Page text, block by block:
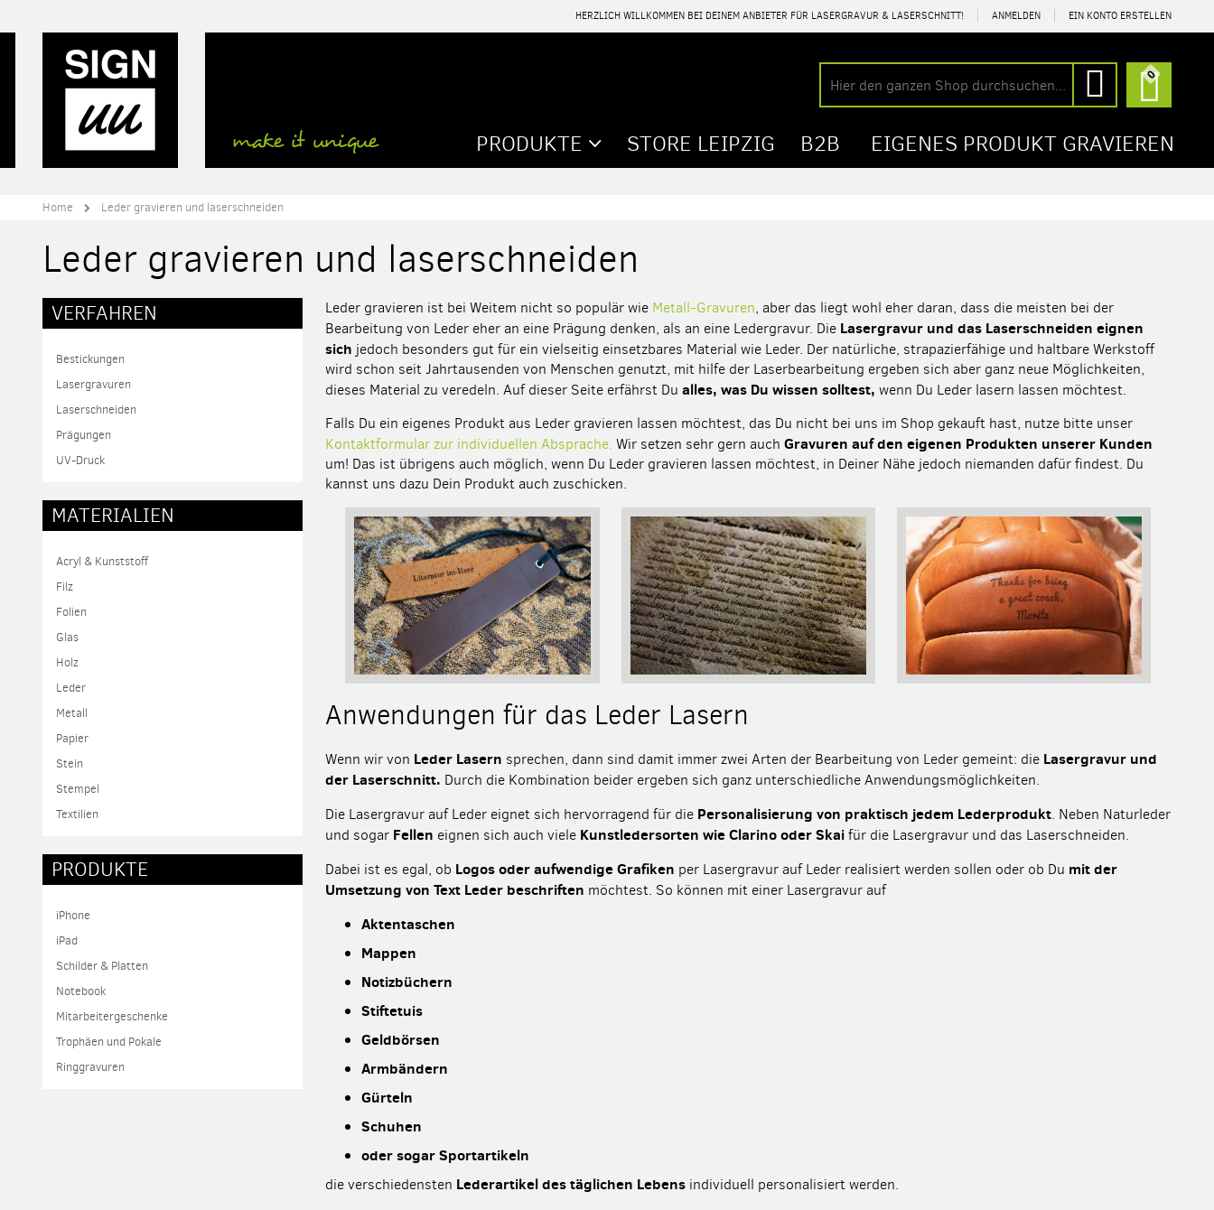
zum
Inhalt
HERZLICH WILLKOMMEN BEI DEINEM ANBIETER FÜR LASERGRAVUR & LASERSCHNITT! ANMELDEN EIN KONTO ERSTELLEN
0
Suche
PRODUKTE STORE LEIPZIG B2B EIGENES PRODUKT GRAVIEREN
Home Leder gravieren und laserschneiden
Leder gravieren und laserschneiden
Leder gravieren ist bei Weitem nicht so populär wie Metall-Gravuren, aber das liegt wohl eher daran, dass die meisten bei der
Bearbeitung von Leder eher an eine Prägung denken, als an eine Ledergravur. Die Lasergravur und das Laserschneiden eignen
sich jedoch besonders gut für ein vielseitig einsetzbares Material wie Leder. Der natürliche, strapazierfähige und haltbare Werkstoff
wird schon seit Jahrtausenden von Menschen genutzt, mit hilfe der Laserbearbeitung ergeben sich aber ganz neue Möglichkeiten,
dieses Material zu veredeln. Auf dieser Seite erfährst Du alles, was Du wissen solltest, wenn Du Leder lasern lassen möchtest.
Falls Du ein eigenes Produkt aus Leder gravieren lassen möchtest, das Du nicht bei uns im Shop gekauft hast, nutze bitte unser
Kontaktformular zur individuellen Absprache. Wir setzen sehr gern auch Gravuren auf den eigenen Produkten unserer Kunden
um! Das ist übrigens auch möglich, wenn Du Leder gravieren lassen möchtest, in Deiner Nähe jedoch niemanden dafür findest. Du
kannst uns dazu Dein Produkt auch zuschicken.
Anwendungen für das Leder Lasern
Wenn wir von Leder Lasern sprechen, dann sind damit immer zwei Arten der Bearbeitung von Leder gemeint: die Lasergravur und
der Laserschnitt. Durch die Kombination beider ergeben sich ganz unterschiedliche Anwendungsmöglichkeiten.
Die Lasergravur auf Leder eignet sich hervorragend für die Personalisierung von praktisch jedem Lederprodukt. Neben Naturleder
und sogar Fellen eignen sich auch viele Kunstledersorten wie Clarino oder Skaifür die Lasergravur und das Laserschneiden.
Dabei ist es egal, ob Logos oder aufwendige Grafiken per Lasergravur auf Leder realisiert werden sollen oder ob Du mit der
Umsetzung von Text Leder beschriften möchtest. So können mit einer Lasergravur auf
Aktentaschen
Mappen
Notizbüchern
Stiftetuis
Geldbörsen
Armbändern
Gürteln
Schuhen
oder sogar Sportartikeln
die verschiedensten Lederartikel des täglichen Lebensindividuell personalisiert werden.
VERFAHREN
Bestickungen
Lasergravuren
Laserschneiden
Prägungen
UV-Druck
MATERIALIEN
Acryl & Kunststoff
Filz
Folien
Glas
Holz
Leder
Metall
Papier
Stein
Stempel
Textilien
PRODUKTE
iPhone
iPad
Schilder & Platten
Notebook
Mitarbeitergeschenke
Trophäen und Pokale
Ringgravuren